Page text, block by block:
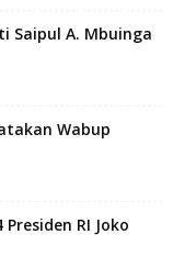
Saipul A. Mbuinga
Wabup
RI Joko